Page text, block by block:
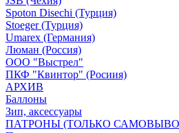
Spoton Disechi (Турция)
Stoeger (Турция)
Umarex (Германия)
Люман (Россия)
ООО "Выстрел"
ПКФ "Квинтор" (Росиия)
АРХИВ
Баллоны
Зип, аксессуары
ПАТРОНЫ (ТОЛЬКО